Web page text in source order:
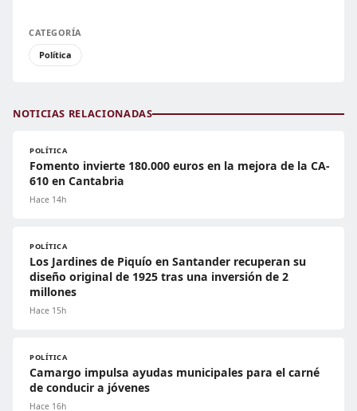
CATEGORÍA
Política
NOTICIAS RELACIONADAS
POLÍTICA
Fomento invierte 180.000 euros en la mejora de la CA-
610 en Cantabria
Hace 14h
POLÍTICA
Los Jardines de Piquío en Santander recuperan su
diseño original de 1925 tras una inversión de 2
millones
Hace 15h
POLÍTICA
Camargo impulsa ayudas municipales para el carné
de conducir a jóvenes
Hace 16h